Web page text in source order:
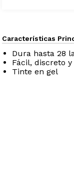
Características
Dura hasta 28
Fácil, discreto
Tinte en gel